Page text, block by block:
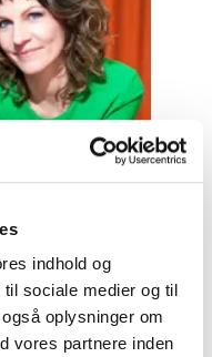
indhold og
sociale medier og til
oplysninger om
vores partnere inden
med
arbejdsmiljø.